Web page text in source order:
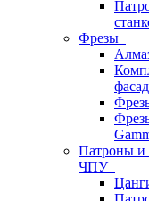
Фрезы
Патроны и
ЧПУ